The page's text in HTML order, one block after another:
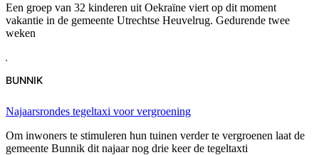
Een groep van 32 kinderen uit Oekraïne viert op dit moment
vakantie in de gemeente Utrechtse Heuvelrug. Gedurende twee
weken
BUNNIK
Najaarsrondes tegeltaxi voor vergroening
Om inwoners te stimuleren hun tuinen verder te vergroenen laat de
gemeente Bunnik dit najaar nog drie keer de tegeltaxti